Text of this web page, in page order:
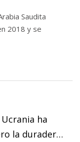
Saudita
2018 y se
ha
la duradera